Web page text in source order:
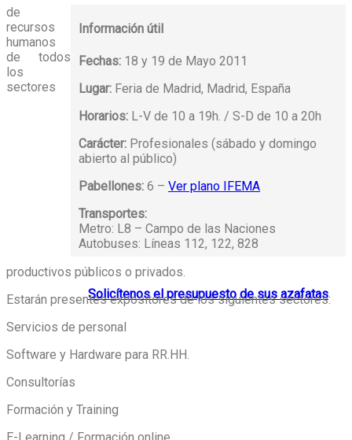
Información útil
Fechas: 18 y 19 de Mayo 2011
Lugar: Feria de Madrid, Madrid, España
Horarios: L-V de 10 a 19h. / S-D de 10 a 20h
Carácter: Profesionales (sábado y domingo
abierto al público)
Pabellones: 6 – Ver plano IFEMA
Transportes:
Metro: L8 – Campo de las Naciones
Autobuses: Líneas 112, 122, 828
Solicítenos el presupuesto de sus azafatas
de
recursos
humanos
de todos
los
sectores
productivos públicos o privados.
Estarán presentes expositores de los siguientes sectores:
Servicios de personal
Software y Hardware para RR.HH.
Consultorías
Formación y Training